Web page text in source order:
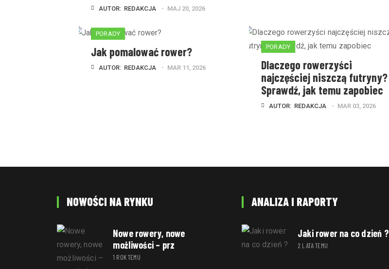
AUTOR: REDAKCJA MAJ 20, 2026
PORADY
Jak pomalować rower?
AUTOR: REDAKCJA MAR 11, 2026
PORADY
Dlaczego rowerzyści
najczęściej niszczą futryny?
Sprawdź, jak temu zapobiec
AUTOR: REDAKCJA MAR 03, 2026
NOWOŚCI NA RYNKU
Nowe rowery, nowe
możliwości – prz
1 ROK TEMU
ANALIZA I RAPORTY
Jaki rower na co dzień ?
2 LATA TEMU